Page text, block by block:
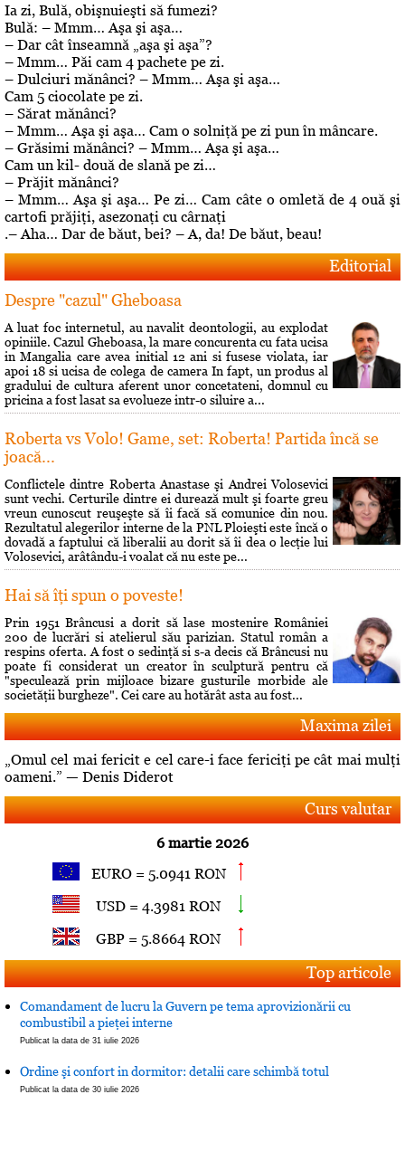
Ia zi, Bulă, obişnuieşti să fumezi?
Bulă: – Mmm… Aşa şi aşa…
– Dar cât înseamnă „aşa şi aşa”?
– Mmm… Păi cam 4 pachete pe zi.
– Dulciuri mănânci? – Mmm… Aşa şi aşa…
Cam 5 ciocolate pe zi.
– Sărat mănânci?
– Mmm… Aşa şi aşa… Cam o solniţă pe zi pun în mâncare.
– Grăsimi mănânci? – Mmm… Aşa şi aşa…
Cam un kil- două de slană pe zi…
– Prăjit mănânci?
– Mmm… Aşa şi aşa… Pe zi… Cam câte o omletă de 4 ouă şi
cartofi prăjiţi, asezonaţi cu cârnaţi
.– Aha… Dar de băut, bei? – A, da! De băut, beau!
Editorial
Despre "cazul" Gheboasa
A luat foc internetul, au navalit deontologii, au explodat
opiniile. Cazul Gheboasa, la mare concurenta cu fata ucisa
in Mangalia care avea initial 12 ani si fusese violata, iar
apoi 18 si ucisa de colega de camera In fapt, un produs al
gradului de cultura aferent unor concetateni, domnul cu
pricina a fost lasat sa evolueze intr-o siluire a...
Roberta vs Volo! Game, set: Roberta! Partida încă se
joacă...
Conflictele dintre Roberta Anastase şi Andrei Volosevici
sunt vechi. Certurile dintre ei durează mult şi foarte greu
vreun cunoscut reuşeşte să îi facă să comunice din nou.
Rezultatul alegerilor interne de la PNL Ploieşti este încă o
dovadă a faptului că liberalii au dorit să îi dea o lecţie lui
Volosevici, arâtându-i voalat că nu este pe...
Hai să îţi spun o poveste!
Prin 1951 Brâncusi a dorit să lase mostenire României
200 de lucrări si atelierul său parizian. Statul român a
respins oferta. A fost o sedinţă si s-a decis că Brâncusi nu
poate fi considerat un creator în sculptură pentru că
"speculează prin mijloace bizare gusturile morbide ale
societăţii burgheze". Cei care au hotărât asta au fost...
Maxima zilei
„Omul cel mai fericit e cel care-i face fericiţi pe cât mai mulţi
oameni.” — Denis Diderot
Curs valutar
6 martie 2026
EURO = 5.0941 RON
USD = 4.3981 RON
GBP = 5.8664 RON
Top articole
Comandament de lucru la Guvern pe tema aprovizionării cu
combustibil a pieţei interne
Publicat la data de 31 iulie 2026
Ordine şi confort in dormitor: detalii care schimbă totul
Publicat la data de 30 iulie 2026